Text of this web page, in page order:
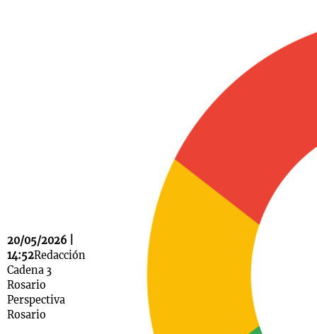
20/05/2026 |
14:52Redacción
Cadena 3
Rosario
Perspectiva
Rosario
La Sole en
Cadena 3